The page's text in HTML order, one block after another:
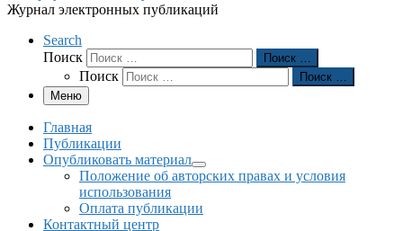
Журнал электронных публикаций
Search
Поиск
Поиск …
Поиск
Поиск …
Меню
Главная
Публикации
Опубликовать материал
Положение об авторских правах и условия
использования
Оплата публикации
Контактный центр